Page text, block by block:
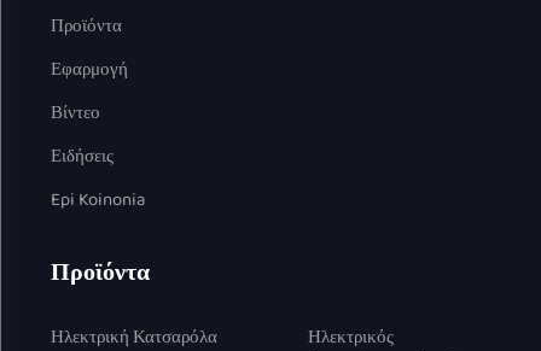
Προϊόντα
Εφαρμογή
Βίντεο
Ειδήσεις
Epi Koinonia
Προϊόντα
Ηλεκτρική Κατσαρόλα
Ηλεκτρικός